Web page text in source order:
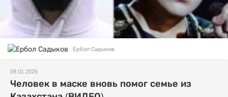
Ербол Садыков
09.01.2026
Человек в маске вновь помог семье из